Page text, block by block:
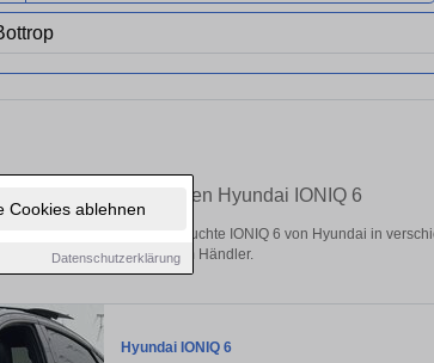
Cookies ablehnen
Datenschutzerklärung
Ihren gebrauchten Hyundai IONIQ 6
Entdecken Sie gebrauchte IONIQ 6 von Hyundai in
von privat und vom Händler.
Hyundai IONIQ 6